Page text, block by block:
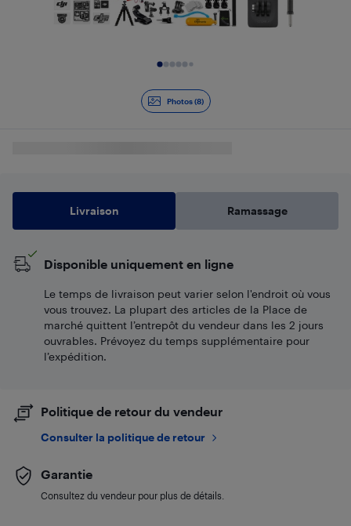
Photos (8)
Livraison Ramassage
Disponible uniquement en ligne
Le temps de livraison peut varier selon l'endroit où vous
vous trouvez. La plupart des articles de la Place de
marché quittent l’entrepôt du vendeur dans les 2 jours
ouvrables. Prévoyez du temps supplémentaire pour
l’expédition.
Politique de retour du vendeur
Consulter la politique de retour
Garantie
Consultez du vendeur pour plus de détails.